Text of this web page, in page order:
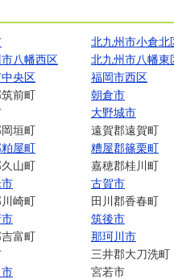
北九州市小倉北
八幡西区 北九州市八幡東
央区 福岡市西区
前町 朝倉市
大野城市
垣町 遠賀郡遠賀町
屋町 糟屋郡篠栗町
山町 嘉穂郡桂川町
古賀市
崎町 田川郡香春町
筑後市
富町 那珂川市
三井郡大刀洗町
宮若市